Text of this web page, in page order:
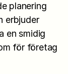
planering
erbjuder
en smidig
för företag